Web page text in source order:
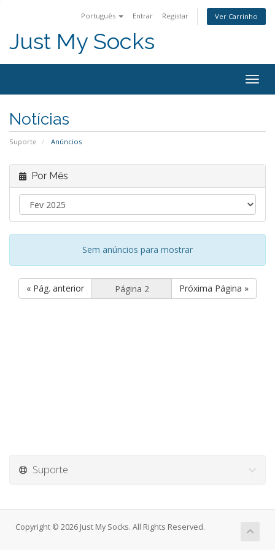
Português Entrar Registar Ver Carrinho
Just My Socks
Notícias
Suporte Anúncios
Por Mês
Sem anúncios para mostrar
« Pág. anterior Próxima Página »
Suporte
Copyright © 2026 Just My Socks. All Rights Reserved.